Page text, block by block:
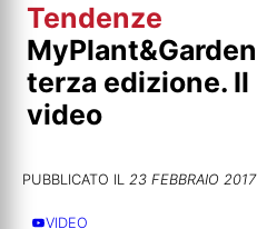
Tendenze
MyPlant&Garden
terza edizione. Il
video
PUBBLICATO IL 23 FEBBRAIO 2017
VIDEO